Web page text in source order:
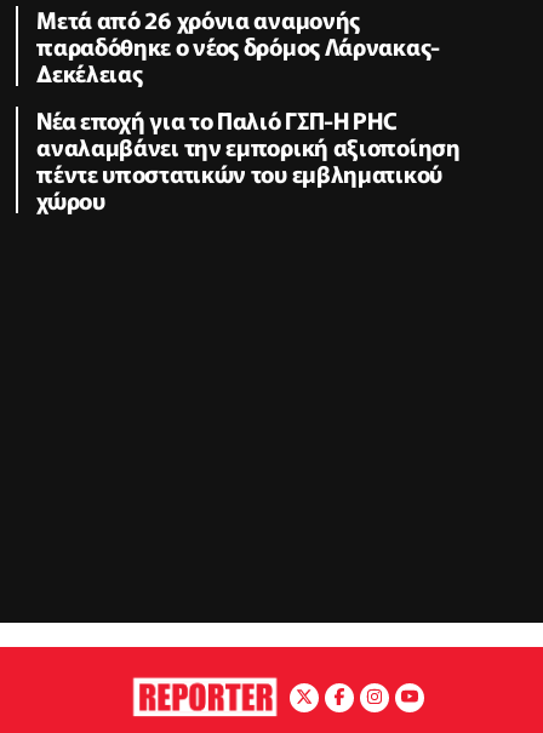
Μετά από 26 χρόνια αναμονής
παραδόθηκε ο νέος δρόμος Λάρνακας-
Δεκέλειας
Νέα εποχή για το Παλιό ΓΣΠ-Η PHC
αναλαμβάνει την εμπορική αξιοποίηση
πέντε υποστατικών του εμβληματικού
χώρου